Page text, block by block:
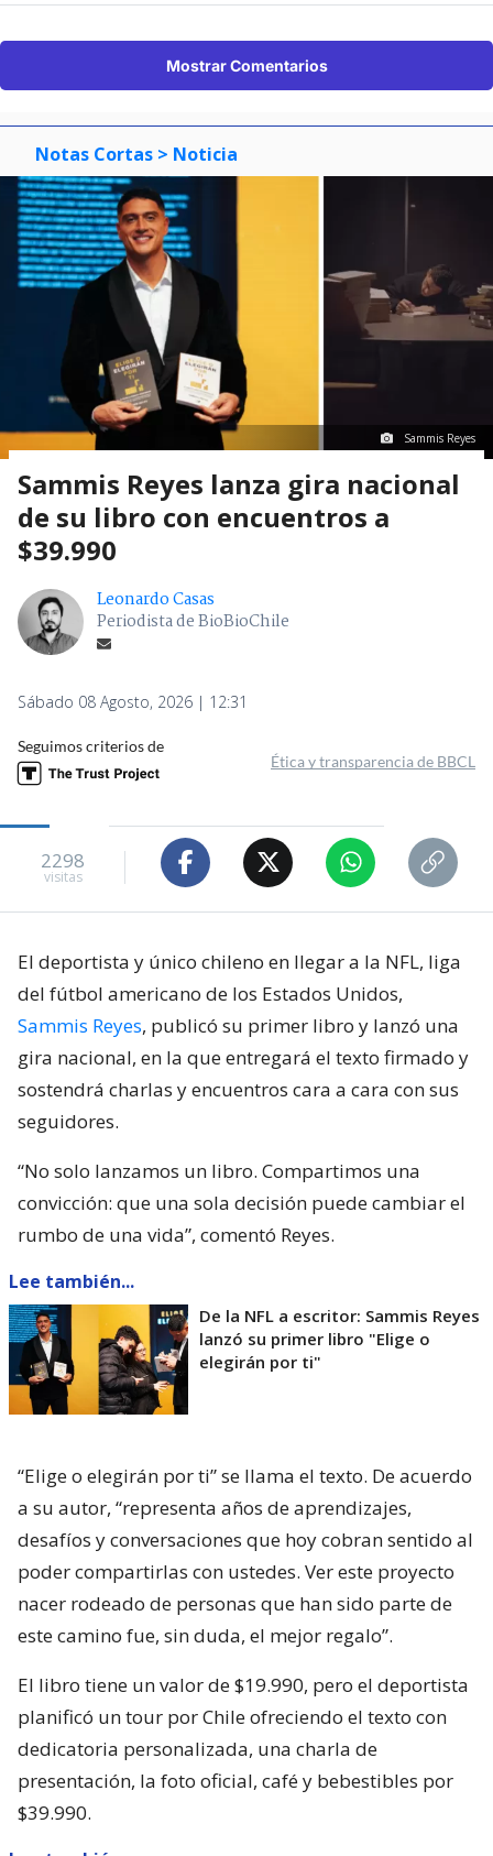
Mostrar Comentarios
Notas Cortas > Noticia
Sammis Reyes
Sammis Reyes lanza gira nacional
de su libro con encuentros a
$39.990
Leonardo Casas
Periodista de BioBioChile
Sábado 08 Agosto, 2026 | 12:31
Seguimos criterios de
Ética y transparencia de BBCL
2298
visitas
El deportista y único chileno en llegar a la NFL, liga
del fútbol americano de los Estados Unidos,
Sammis Reyes, publicó su primer libro y lanzó una
gira nacional, en la que entregará el texto firmado y
sostendrá charlas y encuentros cara a cara con sus
seguidores.
“No solo lanzamos un libro. Compartimos una
convicción: que una sola decisión puede cambiar el
rumbo de una vida”, comentó Reyes.
Lee también...
De la NFL a escritor: Sammis Reyes
lanzó su primer libro "Elige o
elegirán por ti"
“Elige o elegirán por ti” se llama el texto. De acuerdo
a su autor, “representa años de aprendizajes,
desafíos y conversaciones que hoy cobran sentido al
poder compartirlas con ustedes. Ver este proyecto
nacer rodeado de personas que han sido parte de
este camino fue, sin duda, el mejor regalo”.
El libro tiene un valor de $19.990, pero el deportista
planificó un tour por Chile ofreciendo el texto con
dedicatoria personalizada, una charla de
presentación, la foto oficial, café y bebestibles por
$39.990.